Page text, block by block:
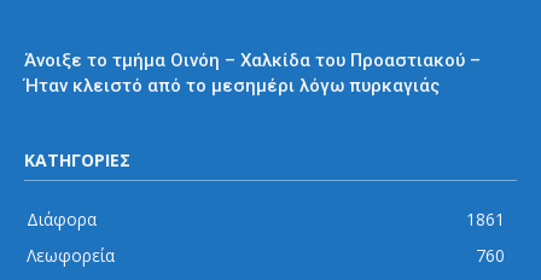
Άνοιξε το τμήμα Οινόη – Χαλκίδα του Προαστιακού –
Ήταν κλειστό από το μεσημέρι λόγω πυρκαγιάς
ΚΑΤΗΓΟΡΙΕΣ
Διάφορα
1861
Λεωφορεία
760